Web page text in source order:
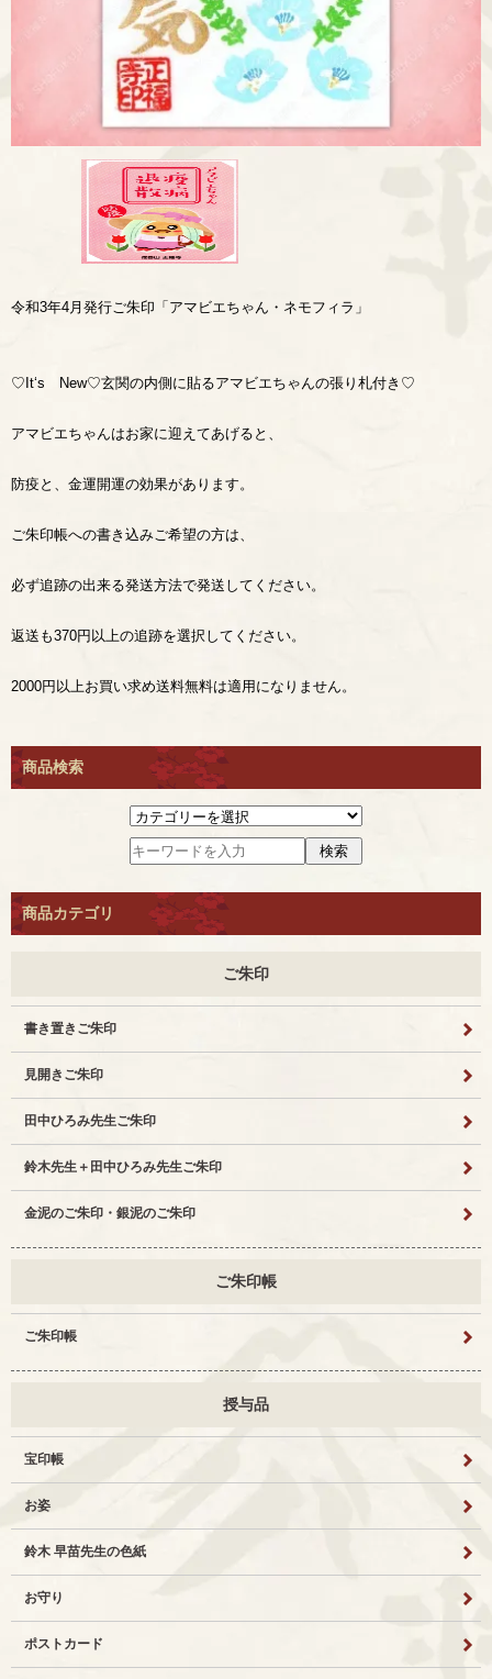
令和3年4月発行ご朱印「アマビエちゃん・ネモフィラ」
♡It‘s New♡玄関の内側に貼るアマビエちゃんの張り札付き♡
アマビエちゃんはお家に迎えてあげると、
防疫と、金運開運の効果があります。
ご朱印帳への書き込みご希望の方は、
必ず追跡の出来る発送方法で発送してください。
返送も370円以上の追跡を選択してください。
2000円以上お買い求め送料無料は適用になりません。
商品検索
商品カテゴリ
ご朱印
書き置きご朱印
見開きご朱印
田中ひろみ先生ご朱印
鈴木先生＋田中ひろみ先生ご朱印
金泥のご朱印・銀泥のご朱印
ご朱印帳
ご朱印帳
授与品
宝印帳
お姿
鈴木 早苗先生の色紙
お守り
ポストカード